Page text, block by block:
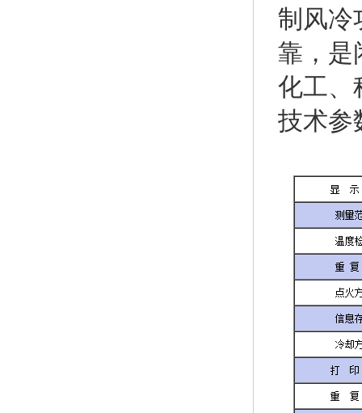
制风冷
靠，是
化工、
技术参